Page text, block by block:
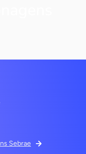
Sebrae